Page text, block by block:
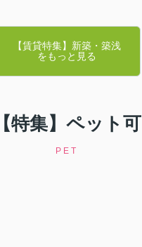
【賃貸特集】新築・築浅
をもっと見る
【特集】ペット可
PET